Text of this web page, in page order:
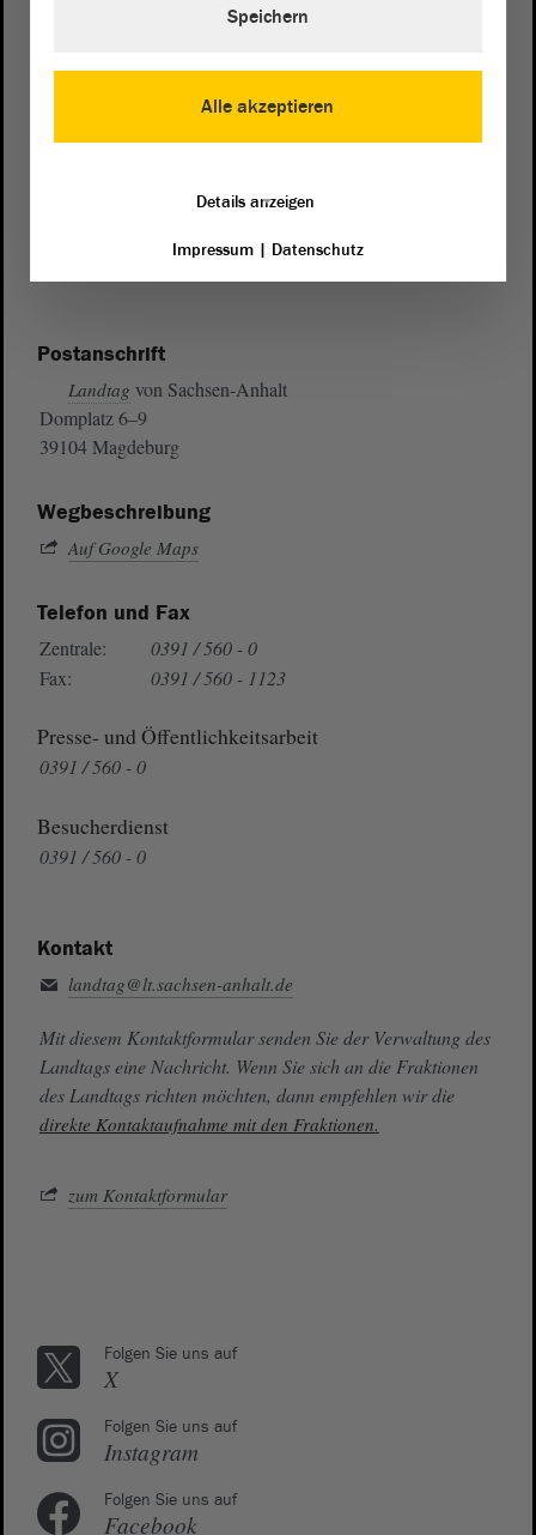
Postanschrift
Landtag von Sachsen-Anhalt
Domplatz 6–9
39104 Magdeburg
Wegbeschreibung
Auf Google Maps
Telefon und Fax
Zentrale:
0391 / 560 - 0
Fax:
0391 / 560 - 1123
Presse- und Öffentlichkeitsarbeit
0391 / 560 - 0
Besucherdienst
0391 / 560 - 0
Kontakt
landtag@lt.sachsen-anhalt.de
Mit diesem Kontaktformular senden Sie der Verwaltung des
Landtags eine Nachricht. Wenn Sie sich an die Fraktionen
des Landtags richten möchten, dann empfehlen wir die
direkte Kontaktaufnahme mit den Fraktionen.
zum Kontaktformular
Folgen Sie uns auf
X
Folgen Sie uns auf
Instagram
Folgen Sie uns auf
Facebook
Alle akzeptieren
Speichern
Details anzeigen
Impressum| Datenschutz